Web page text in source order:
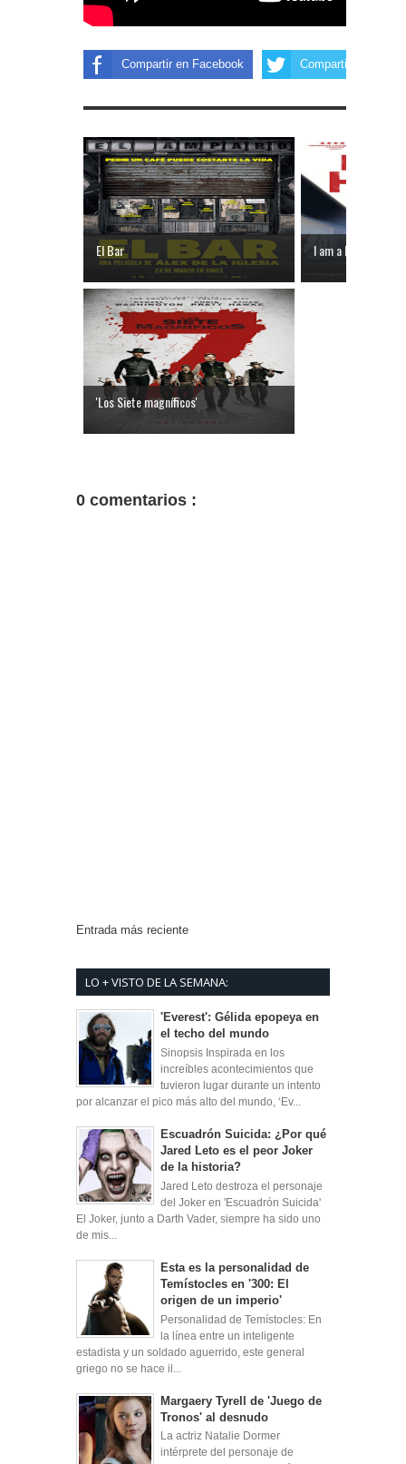
Compartir en Facebook Compartir en Twitter
El Bar I am a Hero
'Los Siete magníficos'
0 comentarios :
Entrada más reciente
LO + VISTO DE LA SEMANA:
'Everest': Gélida epopeya en
el techo del mundo
Sinopsis Inspirada en los
increíbles acontecimientos que
tuvieron lugar durante un intento
por alcanzar el pico más alto del mundo, ‘Ev...
Escuadrón Suicida: ¿Por qué
Jared Leto es el peor Joker
de la historia?
Jared Leto destroza el personaje
del Joker en 'Escuadrón Suicida'
El Joker, junto a Darth Vader, siempre ha sido uno
de mis...
Esta es la personalidad de
Temístocles en '300: El
origen de un imperio'
Personalidad de Temístocles: En
la línea entre un inteligente
estadista y un soldado aguerrido, este general
griego no se hace il...
Margaery Tyrell de 'Juego de
Tronos' al desnudo
La actriz Natalie Dormer
intérprete del personaje de